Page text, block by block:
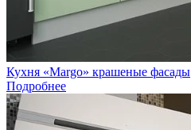
Кухня «Margo» крашеные фасады
Подробнее